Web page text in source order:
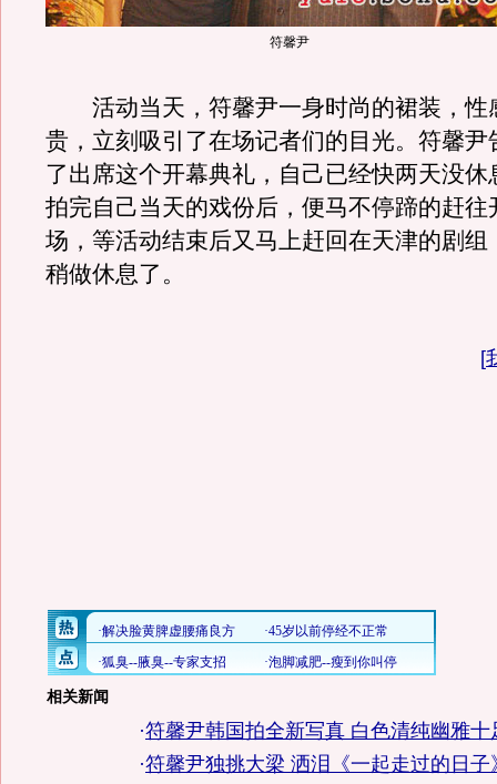
符馨尹
活动当天，符馨尹一身时尚的裙装，性
贵，立刻吸引了在场记者们的目光。符馨尹
了出席这个开幕典礼，自己已经快两天没休
拍完自己当天的戏份后，便马不停蹄的赶往
场，等活动结束后又马上赶回在天津的剧组
稍做休息了。
[
相关新闻
·符馨尹韩国拍全新写真 白色清纯幽雅十
·符馨尹独挑大梁 洒泪《一起走过的日子